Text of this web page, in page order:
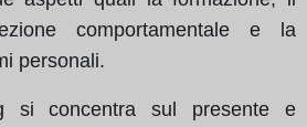
comportamentale e la
personali.
si concentra sul presente e